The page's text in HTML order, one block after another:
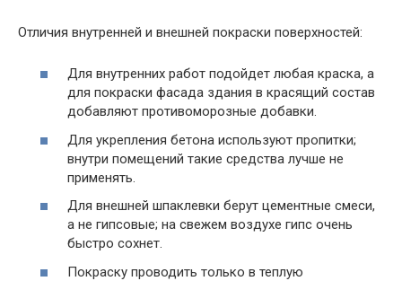
Отличия внутренней и внешней покраски поверхностей:
Для внутренних работ подойдет любая краска, а
для покраски фасада здания в красящий состав
добавляют противоморозные добавки.
Для укрепления бетона используют пропитки;
внутри помещений такие средства лучше не
применять.
Для внешней шпаклевки берут цементные смеси,
а не гипсовые; на свежем воздухе гипс очень
быстро сохнет.
Покраску проводить только в теплую